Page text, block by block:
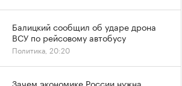
Балицкий сообщил об ударе дрона
ВСУ по рейсовому автобусу
Политика, 20:20
Зачем экономике России нужна